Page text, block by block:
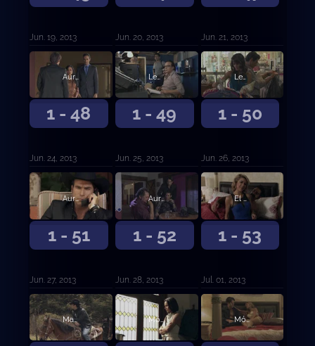
Jun. 19, 2013 Jun. 20, 2013 Jun. 21, 2013
1 - 48
Aurelio le pega a Ximena por intentar abandonarlo
Jun. 24, 2013
1 - 49
Leonor seduce a Aurelio para atraparlo
Jun. 25, 2013
1 - 50
Leonor descubre la identidad de el Letrudo
Jun. 26, 2013
1 - 51
Aurelio enfrenta a Marcos para liberar a Don Cleto
Jun. 27, 2013
1 - 52
Aurelio asesina a Don Cleto
Jun. 28, 2013
1 - 53
El Cabo y Mónica planean asesinar a Casillas
Jul. 01, 2013
Marcos captura al Letrudo Mónica sella una alianza mortal con el Topo contra Aurelio Mónica le prepara una trampa a Aurelio